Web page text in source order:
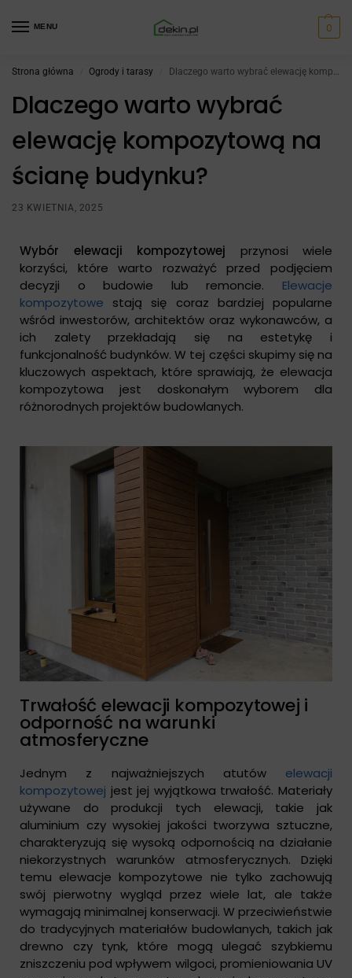
MENU 0
Strona główna Ogrody i tarasy Dlaczego warto wybrać elewację kompozytową na ścianę budynku?
Dlaczego warto wybrać
elewację kompozytową na
ścianę budynku?
23 KWIETNIA, 2025
Wybór elewacji kompozytowej przynosi wiele
korzyści, które warto rozważyć przed podjęciem
decyzji o budowie lub remoncie. Elewacje
kompozytowe stają się coraz bardziej popularne
wśród inwestorów, architektów oraz wykonawców, a
ich zalety przekładają się na estetykę i
funkcjonalność budynków. W tej części skupimy się na
kluczowych aspektach, które sprawiają, że elewacja
kompozytowa jest doskonałym wyborem dla
różnorodnych projektów budowlanych.
Trwałość elewacji kompozytowej i
odporność na warunki
atmosferyczne
Jednym z najważniejszych atutów elewacji
kompozytowej jest jej wyjątkowa trwałość. Materiały
używane do produkcji tych elewacji, takie jak
aluminium czy wysokiej jakości tworzywa sztuczne,
charakteryzują się wysoką odpornością na działanie
niekorzystnych warunków atmosferycznych. Dzięki
temu elewacje kompozytowe nie tylko zachowują
swój pierwotny wygląd przez wiele lat, ale także
wymagają minimalnej konserwacji. W przeciwieństwie
do tradycyjnych materiałów budowlanych, takich jak
drewno czy tynk, które mogą ulegać szybkiemu
zniszczeniu pod wpływem wilgoci, promieniowania UV